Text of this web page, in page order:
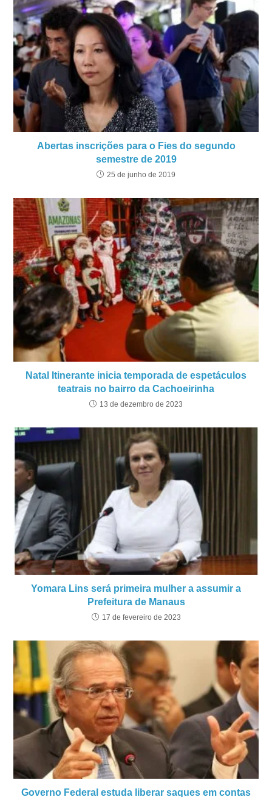
Abertas inscrições para o Fies do segundo
semestre de 2019
25 de junho de 2019
Natal Itinerante inicia temporada de espetáculos
teatrais no bairro da Cachoeirinha
13 de dezembro de 2023
Yomara Lins será primeira mulher a assumir a
Prefeitura de Manaus
17 de fevereiro de 2023
Governo Federal estuda liberar saques em contas